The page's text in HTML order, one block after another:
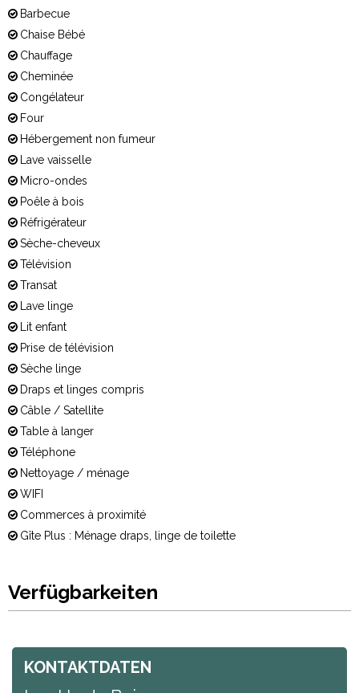
Barbecue
Chaise Bébé
Chauffage
Cheminée
Congélateur
Four
Hébergement non fumeur
Lave vaisselle
Micro-ondes
Poêle à bois
Réfrigérateur
Sèche-cheveux
Télévision
Transat
Lave linge
Lit enfant
Prise de télévision
Sèche linge
Draps et linges compris
Câble / Satellite
Table à langer
Téléphone
Nettoyage / ménage
WIFI
Commerces à proximité
Gîte Plus : Ménage draps, linge de toilette
Verfügbarkeiten
KONTAKTDATEN